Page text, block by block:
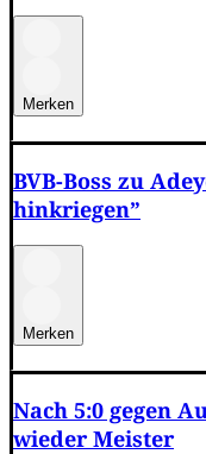
Merken
BVB-Boss zu
hinkriegen”
Merken
Nach 5:0 gegen
wieder Meister